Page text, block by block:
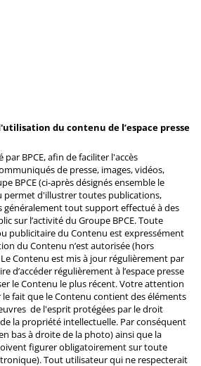
du contenu de l’espace presse
par BPCE, afin de faciliter l'accès
de presse, images, vidéos,
BPCE (ci-après désignés ensemble le
permet d'illustrer toutes publications,
généralement tout support effectué à des
sur l’activité du Groupe BPCE. Toute
publicitaire du Contenu est expressément
du Contenu n’est autorisée (hors
Contenu est mis à jour régulièrement par
d’accéder régulièrement à l’espace presse
le Contenu le plus récent. Votre attention
fait que le Contenu contient des éléments
de l'esprit protégées par le droit
la propriété intellectuelle. Par conséquent
bas à droite de la photo) ainsi que la
figurer obligatoirement sur toute
Tout utilisateur qui ne respecterait